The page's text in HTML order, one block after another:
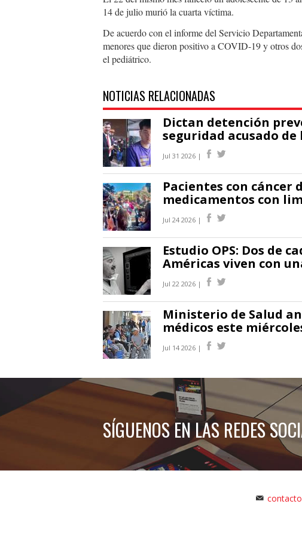
14 de julio murió la cuarta víctima.
De acuerdo con el informe del Servicio
menores que dieron positivo a COVID-19 y otros
el pediátrico.
NOTICIAS RELACIONADAS
Dictan detención
seguridad acusado
Jul 31 2026 |
Pacientes con cáncer
medicamentos con
Jul 24 2026 |
Estudio OPS: Dos de
Américas viven con
Jul 22 2026 |
Ministerio de Salud
médicos este
Jul 14 2026 |
SÍGUENOS EN LAS REDES